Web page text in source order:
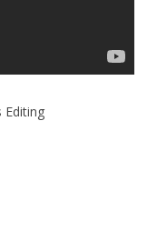
Editing